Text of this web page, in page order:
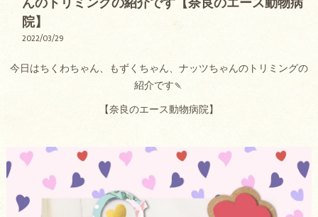
院】
2022/03/29
今日はちくわちゃん、もずくちゃん、ナッツちゃんのトリミングの
紹介です🍡
【奈良のエース動物病院】